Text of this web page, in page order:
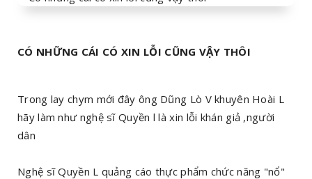
CÓ NHỮNG CÁI CÓ XIN LỖI CŨNG VẬY THÔI
Trong lay chym mới đây ông Dũng Lò V khuyên Hoài L
hãy làm như nghệ sĩ Quyền l là xin lỗi khán giả ,người
dân
Nghệ sĩ Quyền L quảng cáo thực phẩm chức năng "nổ"